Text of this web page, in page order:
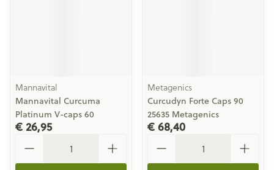
Mannavital
Mannavital Curcuma
Platinum V-caps 60
€ 26,95
Metagenics
Curcudyn Forte Caps 90
25635 Metagenics
€ 68,40